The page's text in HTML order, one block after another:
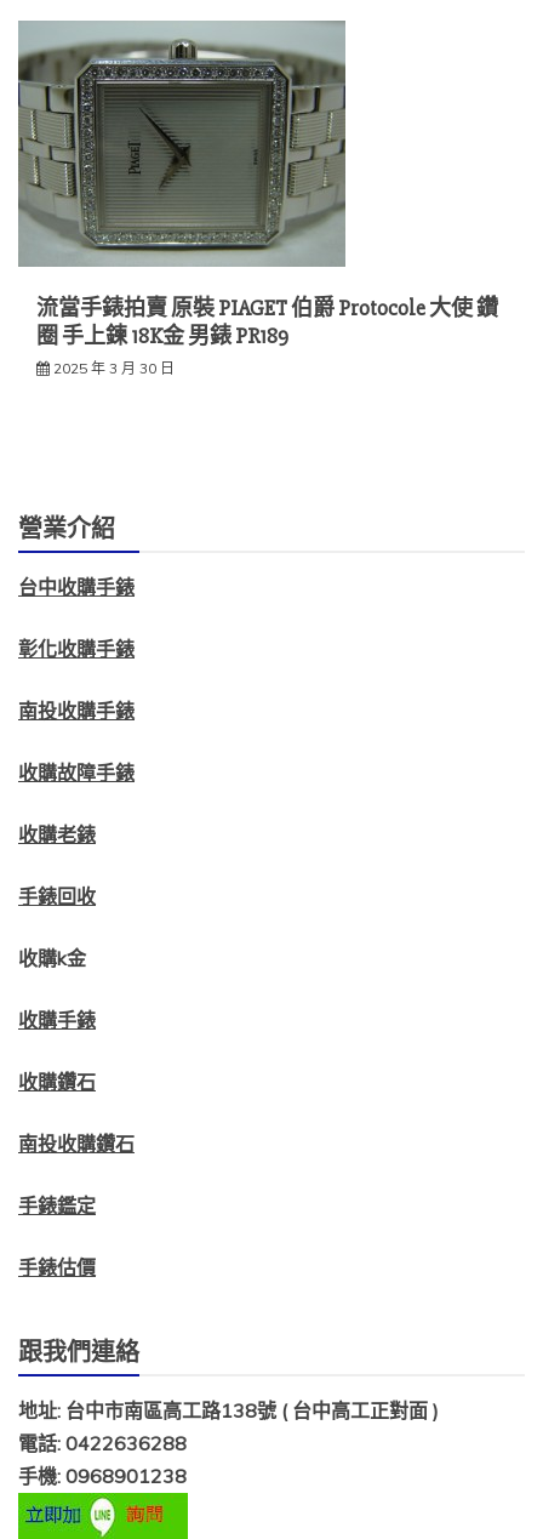
流當手錶拍賣 原裝 PIAGET 伯爵 Protocole 大使 鑽
圈 手上鍊 18K金 男錶 PR189
2025 年 3 月 30 日
營業介紹
台中收購手錶
彰化收購手錶
南投收購手錶
收購故障手錶
收購老錶
手錶回收
收購k金
收購手錶
收購鑽石
南投收購鑽石
手錶鑑定
手錶估價
跟我們連絡
地址: 台中市南區高工路138號 ( 台中高工正對面 )
電話: 0422636288
手機: 0968901238